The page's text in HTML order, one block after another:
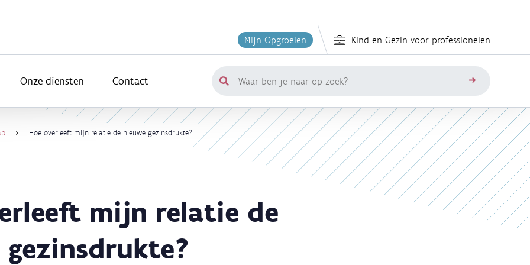
Mijn Opgroeien Kind en Gezin voor professionelen
Onze diensten Contact
Waar
je
naar
op
Hoe overleeft mijn relatie de nieuwe gezinsdrukte?
mijn relatie de